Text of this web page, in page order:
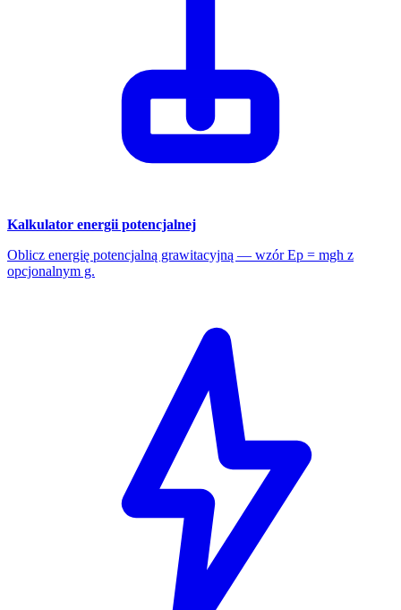
Kalkulator energii potencjalnej
Oblicz energię potencjalną grawitacyjną — wzór Ep = mgh z
opcjonalnym g.